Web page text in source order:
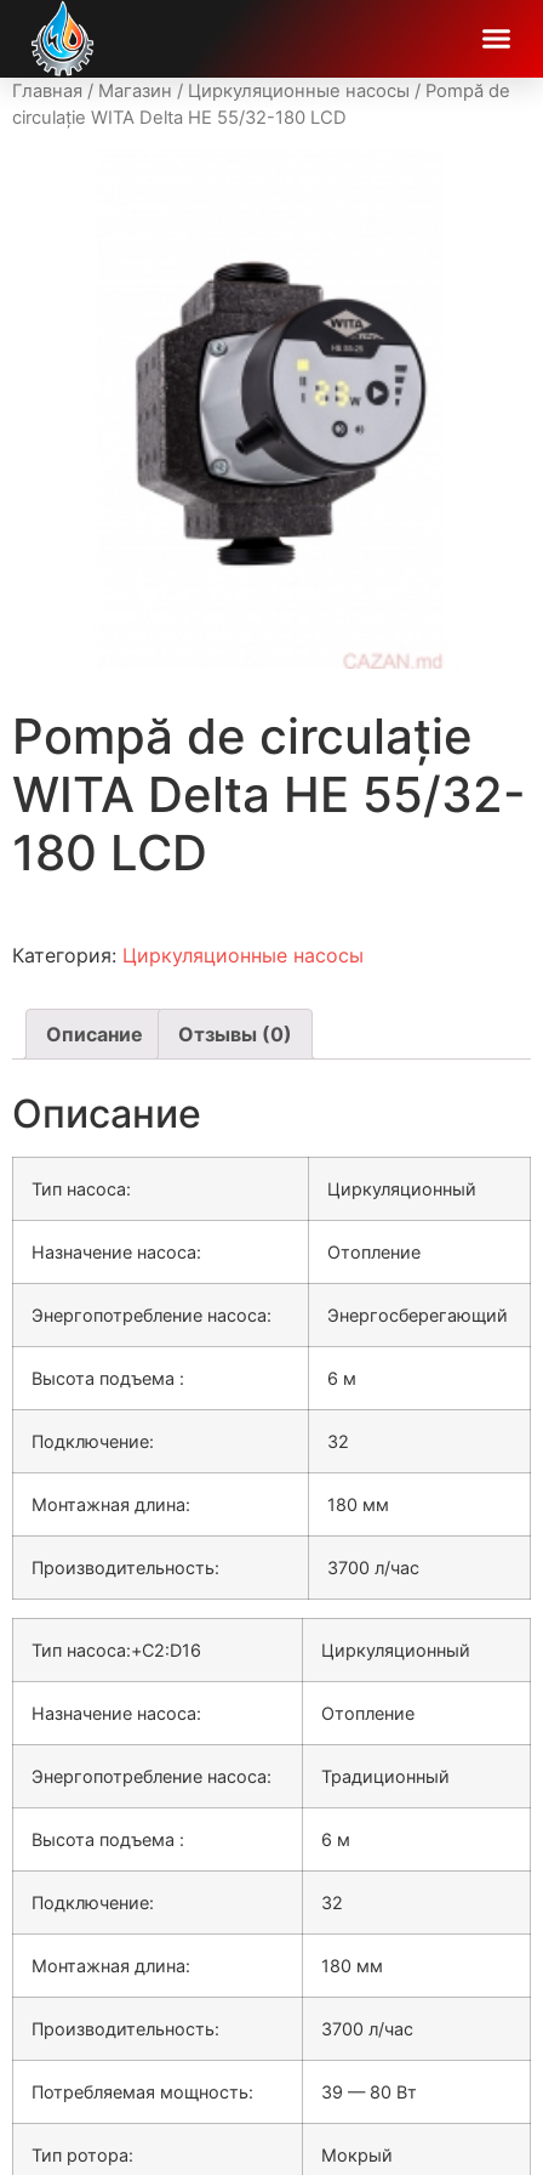
Главная / Магазин / Циркуляционные насосы / Pompă de
circulație WITA Delta HE 55/32-180 LCD
Pompă de circulație
WITA Delta HE 55/32-
180 LCD
Категория: Циркуляционные насосы
Описание Отзывы (0)
Описание
Тип насоса: Циркуляционный
Назначение насоса: Отопление
Энергопотребление насоса: Энергосберегающий
Высота подъема : 6 м
Подключение: 32
Монтажная длина: 180 мм
Производительность: 3700 л/час
Тип насоса:+C2:D16 Циркуляционный
Назначение насоса: Отопление
Энергопотребление насоса: Традиционный
Высота подъема : 6 м
Подключение: 32
Монтажная длина: 180 мм
Производительность: 3700 л/час
Потребляемая мощность: 39 — 80 Вт
Тип ротора: Мокрый